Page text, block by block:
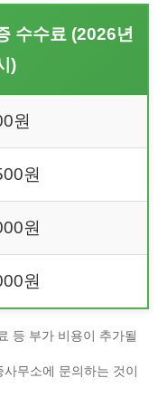
수수료 (2026년
)
원
원
원
원
등 부가 비용이 추가될
무소에 문의하는 것이